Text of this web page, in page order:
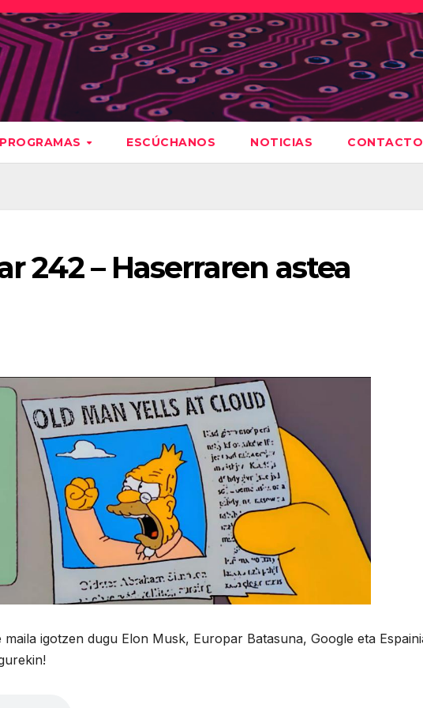
PROGRAMAS ESCÚCHANOS NOTICIAS CONTACTO
242 – Haserraren astea
igotzen dugu Elon Musk, Europar Batasuna, Google eta